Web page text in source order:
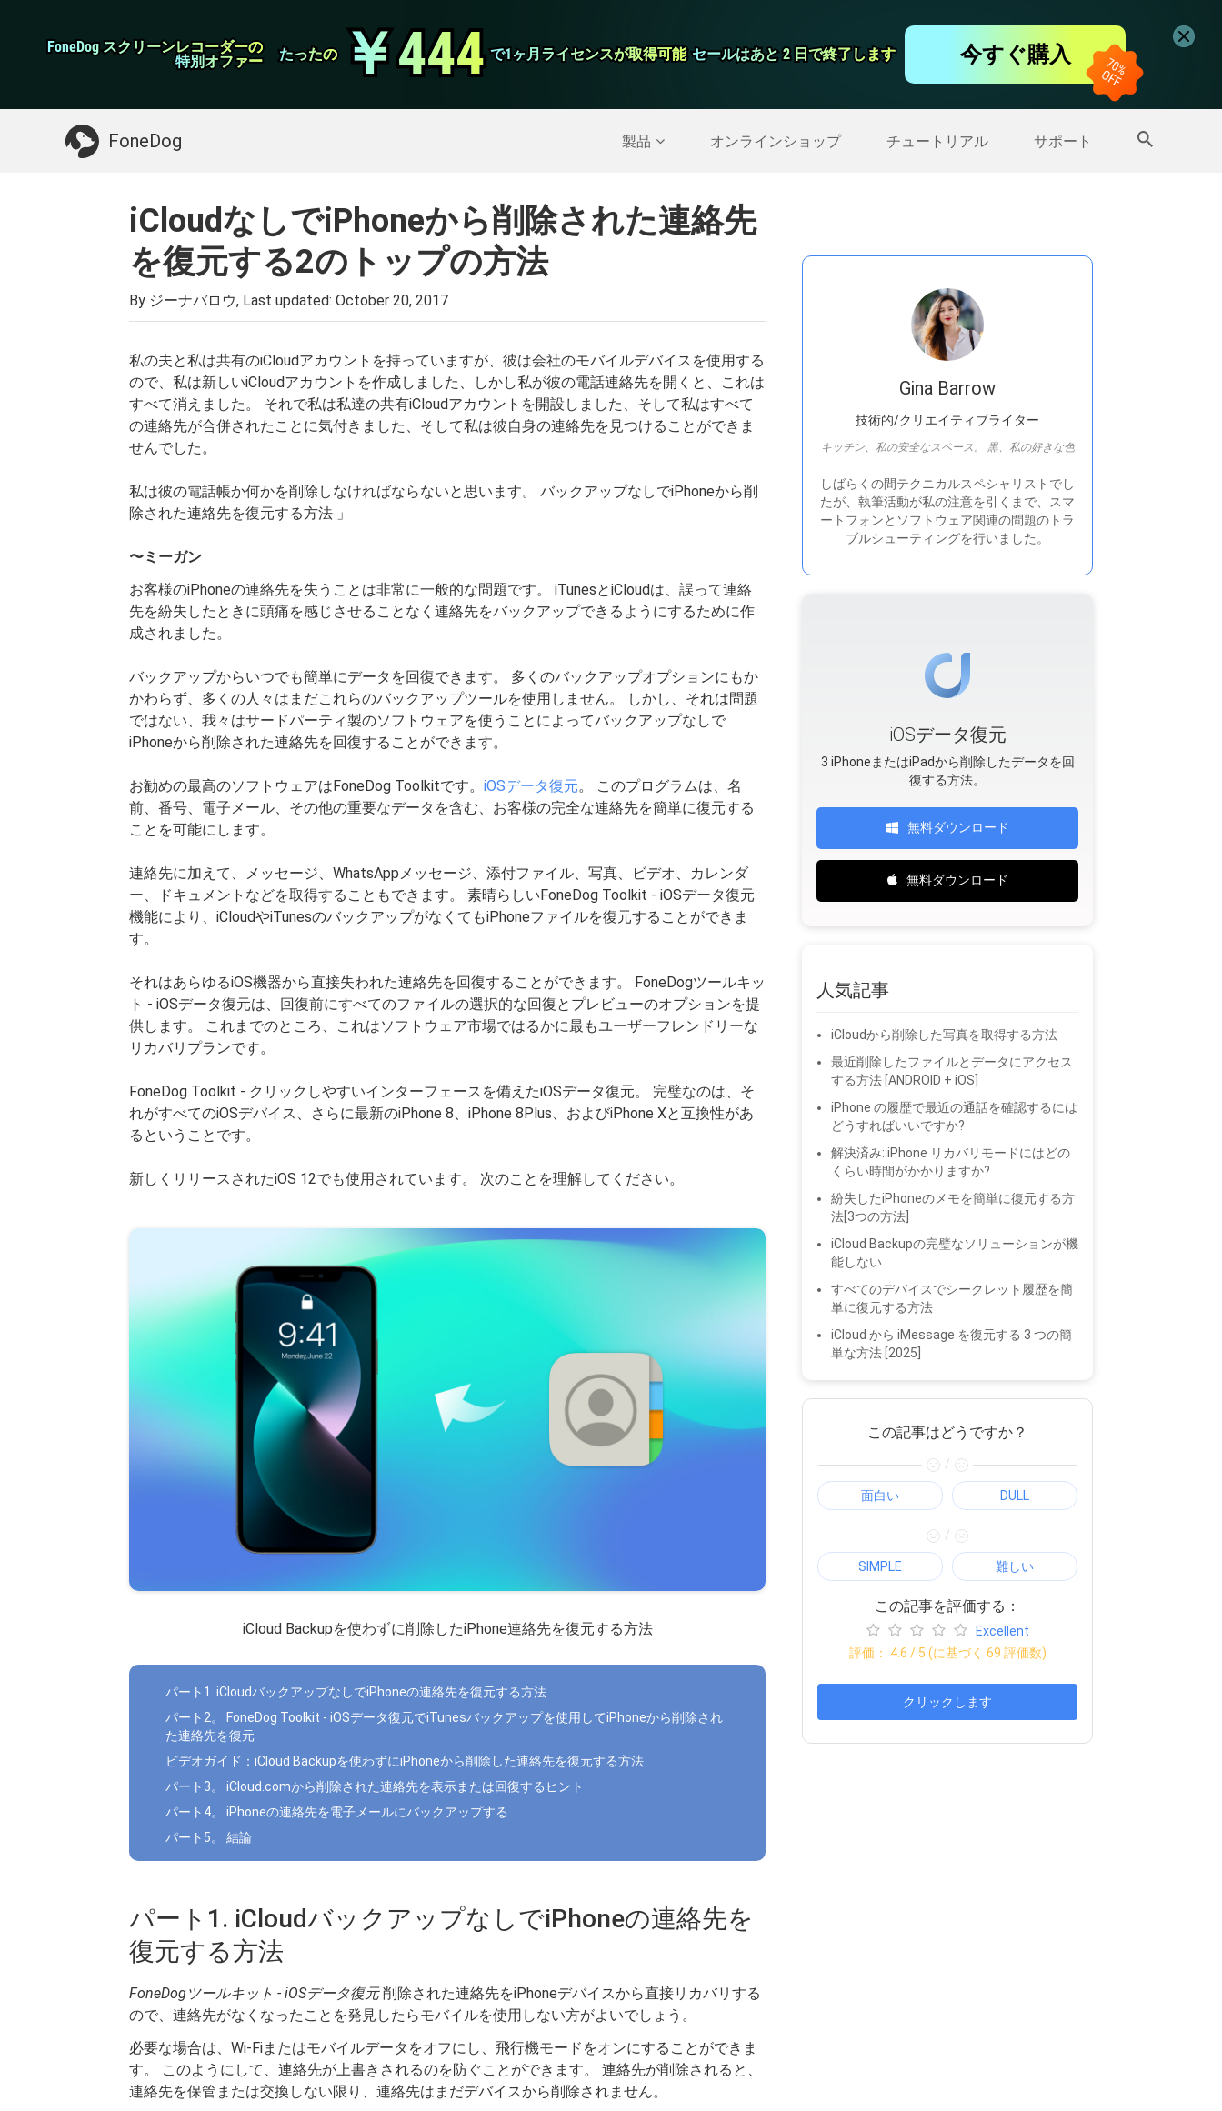
FoneDog スクリーンレコーダーの
FoneDog スクリーンレコーダーの
特別オファー
特別オファー たったの
たったの￥444
￥444 で1ヶ月ライセンスが取得可能
で1ヶ月ライセンスが取得可能 セールはあと 2 日で終了します
セールはあと 2 日で終了します 今すぐ購入
FoneDog 製品 オンラインショップ チュートリアル サポート
iPhoneクリーナー
お探しガイド： 削除されたデータを復元する>> IPhoneのバックアップ >> その他の製品
iCloudなしでiPhoneから削除された連絡先
を復元する2のトップの方法
By ジーナバロウ, Last updated: October 20, 2017
私の夫と私は共有のiCloudアカウントを持っていますが、彼は会社のモバイルデバイスを使用する
ので、私は新しいiCloudアカウントを作成しました、しかし私が彼の電話連絡先を開くと、これは
すべて消えました。 それで私は私達の共有iCloudアカウントを開設しました、そして私はすべて
の連絡先が合併されたことに気付きました、そして私は彼自身の連絡先を見つけることができま
せんでした。
私は彼の電話帳か何かを削除しなければならないと思います。 バックアップなしでiPhoneから削
除された連絡先を復元する方法 」
〜ミーガン
お客様のiPhoneの連絡先を失うことは非常に一般的な問題です。 iTunesとiCloudは、誤って連絡
先を紛失したときに頭痛を感じさせることなく連絡先をバックアップできるようにするために作
成されました。
バックアップからいつでも簡単にデータを回復できます。 多くのバックアップオプションにもか
かわらず、多くの人々はまだこれらのバックアップツールを使用しません。 しかし、それは問題
ではない、我々はサードパーティ製のソフトウェアを使うことによってバックアップなしで
iPhoneから削除された連絡先を回復することができます。
お勧めの最高のソフトウェアはFoneDog Toolkitです。 iOSデータ復元。 このプログラムは、名
前、番号、電子メール、その他の重要なデータを含む、お客様の完全な連絡先を簡単に復元する
ことを可能にします。
連絡先に加えて、メッセージ、WhatsAppメッセージ、添付ファイル、写真、ビデオ、カレンダ
ー、ドキュメントなどを取得することもできます。 素晴らしいFoneDog Toolkit - iOSデータ復元
機能により、iCloudやiTunesのバックアップがなくてもiPhoneファイルを復元することができま
す。
それはあらゆるiOS機器から直接失われた連絡先を回復することができます。 FoneDogツールキッ
ト - iOSデータ復元は、回復前にすべてのファイルの選択的な回復とプレビューのオプションを提
供します。 これまでのところ、これはソフトウェア市場ではるかに最もユーザーフレンドリーな
リカバリプランです。
FoneDog Toolkit - クリックしやすいインターフェースを備えたiOSデータ復元。 完璧なのは、そ
れがすべてのiOSデバイス、さらに最新のiPhone 8、iPhone 8Plus、およびiPhone Xと互換性があ
るということです。
新しくリリースされたiOS 12でも使用されています。 次のことを理解してください。
iCloud Backupを使わずに削除したiPhone連絡先を復元する方法
パート1. iCloudバックアップなしでiPhoneの連絡先を復元する方法
パート2。 FoneDog Toolkit - iOSデータ復元でiTunesバックアップを使用してiPhoneから削除され
た連絡先を復元
ビデオガイド：iCloud Backupを使わずにiPhoneから削除した連絡先を復元する方法
パート3。 iCloud.comから削除された連絡先を表示または回復するヒント
パート4。 iPhoneの連絡先を電子メールにバックアップする
パート5。 結論
パート1. iCloudバックアップなしでiPhoneの連絡先を
復元する方法
FoneDogツールキット - iOSデータ復元削除された連絡先をiPhoneデバイスから直接リカバリする
ので、連絡先がなくなったことを発見したらモバイルを使用しない方がよいでしょう。
必要な場合は、Wi-Fiまたはモバイルデータをオフにし、飛行機モードをオンにすることができま
す。 このようにして、連絡先が上書きされるのを防ぐことができます。 連絡先が削除されると、
連絡先を保管または交換しない限り、連絡先はまだデバイスから削除されません。
Gina Barrow
技術的/クリエイティブライター
キッチン、私の安全なスペース。 黒、私の好きな色
しばらくの間テクニカルスペシャリストでし
たが、執筆活動が私の注意を引くまで、スマ
ートフォンとソフトウェア関連の問題のトラ
ブルシューティングを行いました。
iOSデータ復元
3 iPhoneまたはiPadから削除したデータを回
復する方法。
無料ダウンロード
無料ダウンロード
人気記事
iCloudから削除した写真を取得する方法
最近削除したファイルとデータにアクセス
する方法 [ANDROID + iOS]
iPhone の履歴で最近の通話を確認するには
どうすればいいですか?
解決済み: iPhone リカバリモードにはどの
くらい時間がかかりますか?
紛失したiPhoneのメモを簡単に復元する方
法[3つの方法]
iCloud Backupの完璧なソリューションが機
能しない
すべてのデバイスでシークレット履歴を簡
単に復元する方法
iCloud から iMessage を復元する 3 つの簡
単な方法 [2025]
この記事はどうですか？
/
面白い DULL
/
SIMPLE 難しい
この記事を評価する：
Excellent
評価： 4.6 / 5 (に基づく 69 評価数)
クリックします